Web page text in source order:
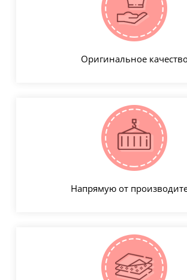
Оригинальное
Напрямую от